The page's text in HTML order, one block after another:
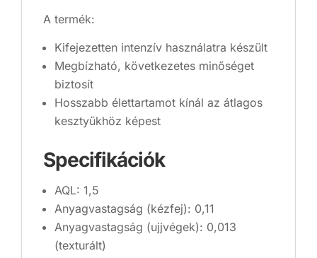
A termék:
Kifejezetten intenzív használatra készült
Megbízható, következetes minőséget
biztosít
Hosszabb élettartamot kínál az átlagos
kesztyűkhöz képest
Specifikációk
AQL: 1,5
Anyagvastagság (kézfej): 0,11
Anyagvastagság (ujjvégek): 0,013
(texturált)